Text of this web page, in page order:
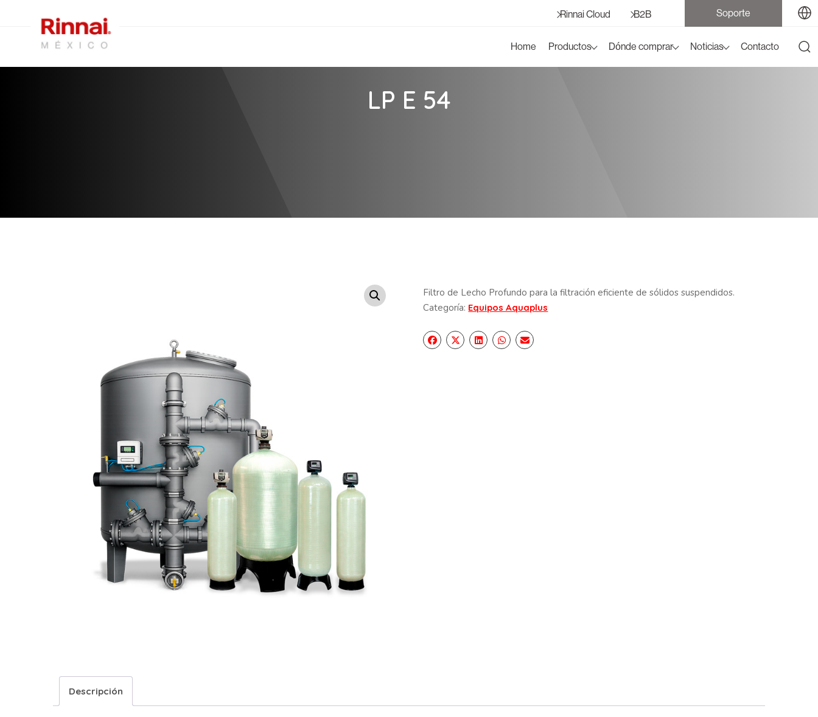
Rinnai Cloud B2B Soporte
Home Productos Dónde comprar Noticias Contacto
LP E 54
Filtro de Lecho Profundo para la filtración eficiente de sólidos suspendidos.
Categoría: Equipos Aquaplus
Descripción